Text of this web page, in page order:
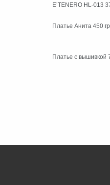
E’TENERO HL-013
Платье Анита450
Платье с вышивкой